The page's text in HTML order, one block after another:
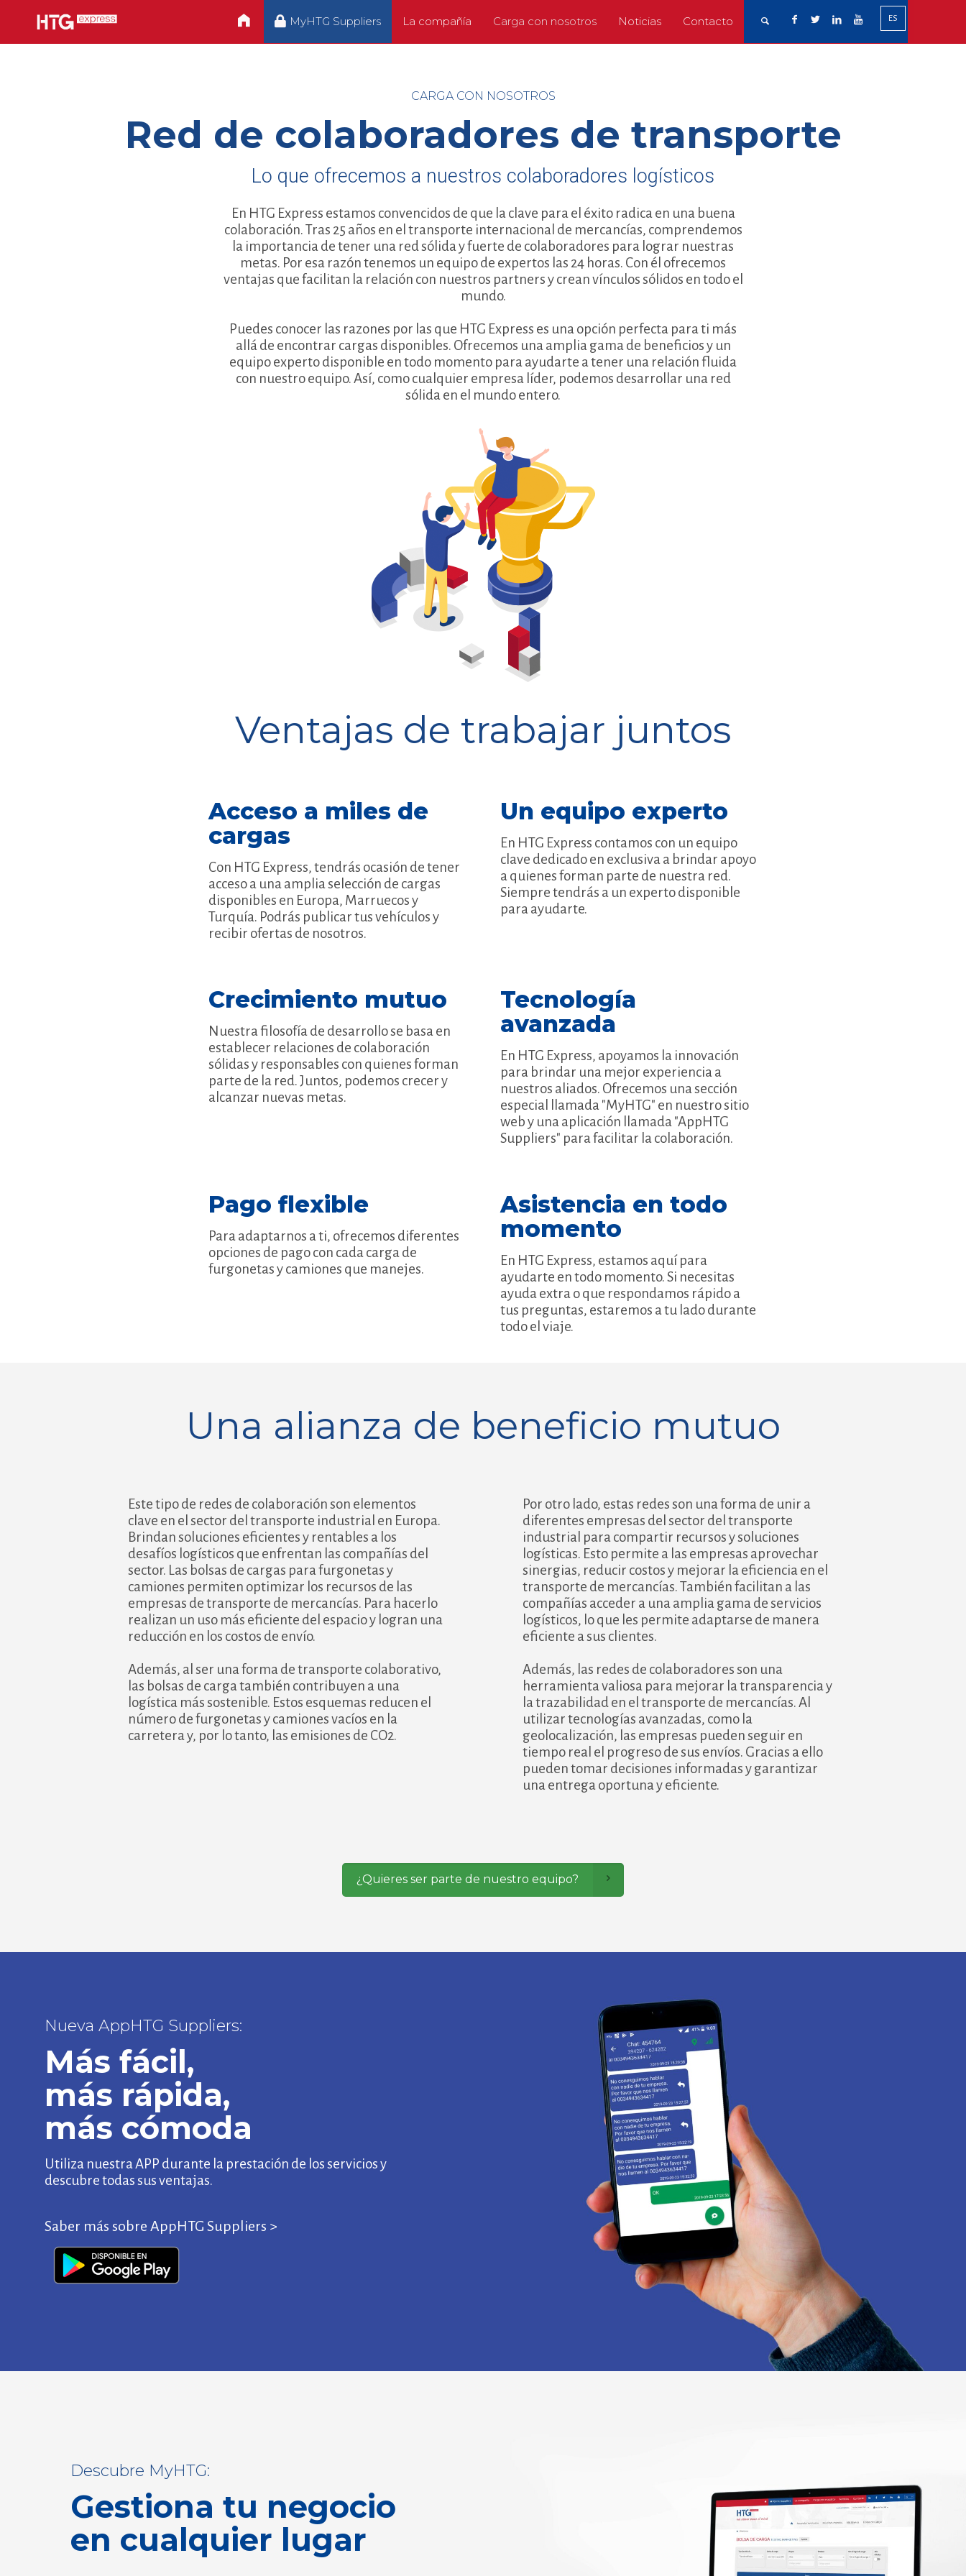
MyHTG Suppliers La compañía Carga con nosotros Noticias Contacto ES
CARGA CON NOSOTROS
Red de colaboradores de transporte
Lo que ofrecemos a nuestros colaboradores logísticos
En HTG Express estamos convencidos de que la clave para el éxito radica en una buena
colaboración. Tras 25 años en el transporte internacional de mercancías, comprendemos
la importancia de tener una red sólida y fuerte de colaboradores para lograr nuestras
metas. Por esa razón tenemos un equipo de expertos las 24 horas. Con él ofrecemos
ventajas que facilitan la relación con nuestros partners y crean vínculos sólidos en todo el
mundo.
Puedes conocer las razones por las que HTG Express es una opción perfecta para ti más
allá de encontrar cargas disponibles. Ofrecemos una amplia gama de beneficios y un
equipo experto disponible en todo momento para ayudarte a tener una relación fluida
con nuestro equipo. Así, como cualquier empresa líder, podemos desarrollar una red
sólida en el mundo entero.
Ventajas de trabajar juntos
Acceso a miles de
cargas
Con HTG Express, tendrás ocasión de tener
acceso a una amplia selección de cargas
disponibles en Europa, Marruecos y
Turquía. Podrás publicar tus vehículos y
recibir ofertas de nosotros.
Un equipo experto
En HTG Express contamos con un equipo
clave dedicado en exclusiva a brindar apoyo
a quienes forman parte de nuestra red.
Siempre tendrás a un experto disponible
para ayudarte.
Crecimiento mutuo
Nuestra filosofía de desarrollo se basa en
establecer relaciones de colaboración
sólidas y responsables con quienes forman
parte de la red. Juntos, podemos crecer y
alcanzar nuevas metas.
Tecnología
avanzada
En HTG Express, apoyamos la innovación
para brindar una mejor experiencia a
nuestros aliados. Ofrecemos una sección
especial llamada "MyHTG" en nuestro sitio
web y una aplicación llamada "AppHTG
Suppliers" para facilitar la colaboración.
Pago flexible
Para adaptarnos a ti, ofrecemos diferentes
opciones de pago con cada carga de
furgonetas y camiones que manejes.
Asistencia en todo
momento
En HTG Express, estamos aquí para
ayudarte en todo momento. Si necesitas
ayuda extra o que respondamos rápido a
tus preguntas, estaremos a tu lado durante
todo el viaje.
Una alianza de beneficio mutuo
Este tipo de redes de colaboración son elementos
clave en el sector del transporte industrial en Europa.
Brindan soluciones eficientes y rentables a los
desafíos logísticos que enfrentan las compañías del
sector. Las bolsas de cargas para furgonetas y
camiones permiten optimizar los recursos de las
empresas de transporte de mercancías. Para hacerlo
realizan un uso más eficiente del espacio y logran una
reducción en los costos de envío.
Además, al ser una forma de transporte colaborativo,
las bolsas de carga también contribuyen a una
logística más sostenible. Estos esquemas reducen el
número de furgonetas y camiones vacíos en la
carretera y, por lo tanto, las emisiones de CO2.
Por otro lado, estas redes son una forma de unir a
diferentes empresas del sector del transporte
industrial para compartir recursos y soluciones
logísticas. Esto permite a las empresas aprovechar
sinergias, reducir costos y mejorar la eficiencia en el
transporte de mercancías. También facilitan a las
compañías acceder a una amplia gama de servicios
logísticos, lo que les permite adaptarse de manera
eficiente a sus clientes.
Además, las redes de colaboradores son una
herramienta valiosa para mejorar la transparencia y
la trazabilidad en el transporte de mercancías. Al
utilizar tecnologías avanzadas, como la
geolocalización, las empresas pueden seguir en
tiempo real el progreso de sus envíos. Gracias a ello
pueden tomar decisiones informadas y garantizar
una entrega oportuna y eficiente.
¿Quieres ser parte de nuestro equipo?
Nueva AppHTG Suppliers:
Más fácil,
más rápida,
más cómoda
Utiliza nuestra APP durante la prestación de los servicios y
descubre todas sus ventajas.
Saber más sobre AppHTG Suppliers >
Descubre MyHTG:
Gestiona tu negocio
en cualquier lugar